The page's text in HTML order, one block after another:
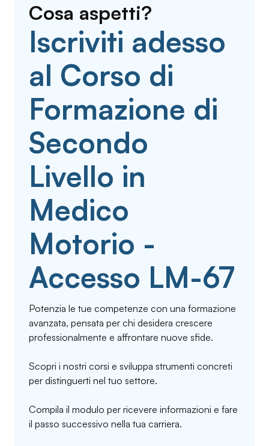
Cosa aspetti?
Iscriviti adesso
al Corso di
Formazione di
Secondo
Livello in
Medico
Motorio -
Accesso LM-67
Potenzia le tue competenze con una formazione
avanzata, pensata per chi desidera crescere
professionalmente e affrontare nuove sfide.
Scopri i nostri corsi e sviluppa strumenti concreti
per distinguerti nel tuo settore.
Compila il modulo per ricevere informazioni e fare
il passo successivo nella tua carriera.